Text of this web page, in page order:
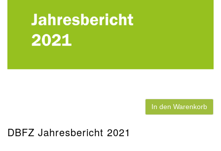
In den Warenkorb
DBFZ Jahresbericht 2021